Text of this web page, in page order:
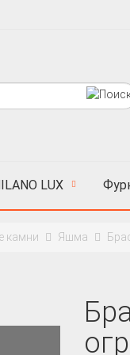
LUX
камни Яшма